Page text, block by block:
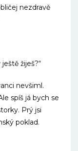
nezdravě
žiješ?“
nevšiml.
spíš já bych se
Prý jsi
poklad.